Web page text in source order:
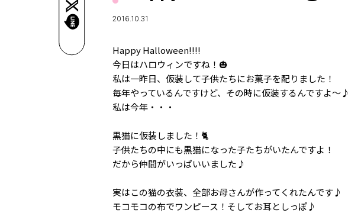
2016.10.31
Happy Halloween!!!!
今日はハロウィンですね！🎃
私は一昨日、仮装して子供たちにお菓子を配りました！
毎年やっているんですけど、その時に仮装するんですよ～♪
私は今年・・・
黒猫に仮装しました！🐈
子供たちの中にも黒猫になった子たちがいたんですよ！
だから仲間がいっぱいいました♪
実はこの猫の衣装、全部お母さんが作ってくれたんです♪
モコモコの布でワンピース！そしてお耳としっぽ♪